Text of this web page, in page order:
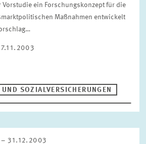
Vorstudie ein Forschungskonzept für die
Maßnahmen entwickelt
SOZIALVERSICHERUNGEN
31.12.2003